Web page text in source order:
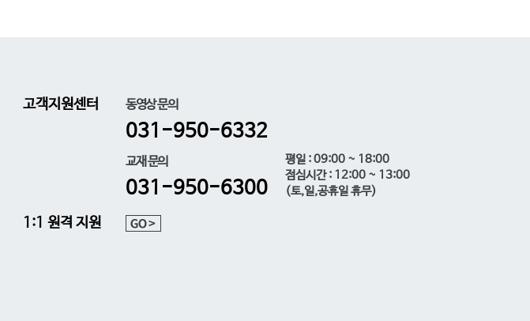
고객지원센터 동영상 문의
031-950-6332
교재 문의
031-950-6300
평일 : 09:00 ~ 18:00
점심시간 : 12:00 ~ 13:00
(토,일,공휴일 휴무)
1:1 원격 지원